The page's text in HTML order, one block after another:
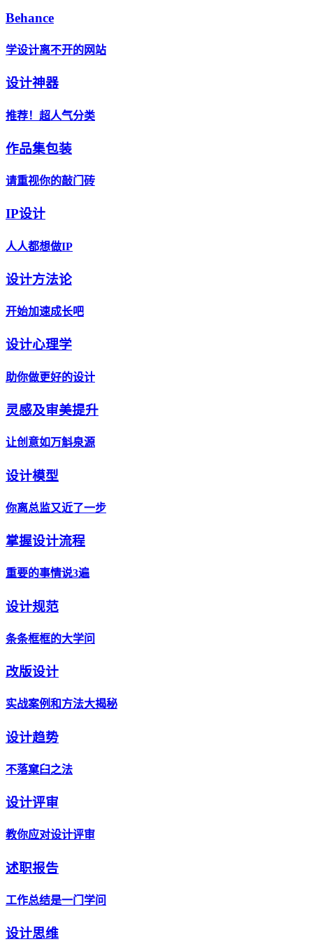
Behance
学设计离不开的网站
设计神器
推荐！超人气分类
作品集包装
请重视你的敲门砖
IP设计
人人都想做IP
设计方法论
开始加速成长吧
设计心理学
助你做更好的设计
灵感及审美提升
让创意如万斛泉源
设计模型
你离总监又近了一步
掌握设计流程
重要的事情说3遍
设计规范
条条框框的大学问
改版设计
实战案例和方法大揭秘
设计趋势
不落窠臼之法
设计评审
教你应对设计评审
述职报告
工作总结是一门学问
设计思维